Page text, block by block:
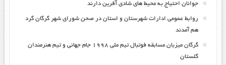
جوانان احتیاج به محیط های شادی آفرین دارند
روابط عمومی ادارات شهرستان و استان در صحن شورای شهر گرگان گرد
هم آمدند
گرگان میزبان مسابقه فوتبال تیم ملی ۱۹۹۸ جام جهانی و تیم هنرمندان
گلستان